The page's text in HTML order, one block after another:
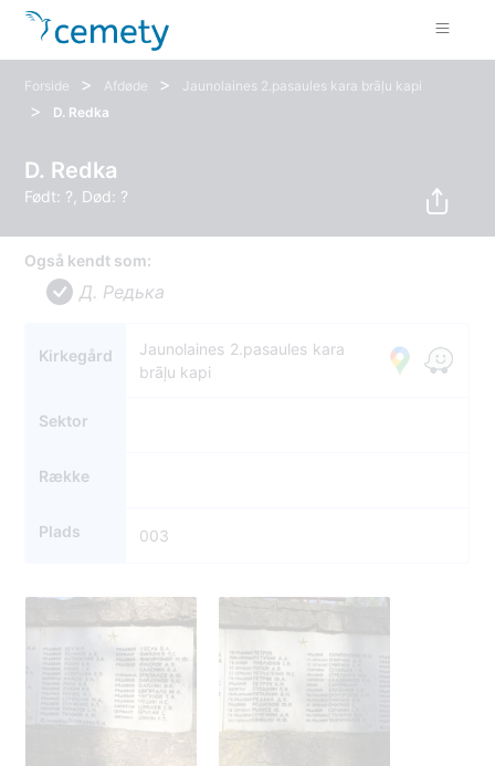
Forside > Afdøde > Jaunolaines 2.pasaules kara brāļu kapi
> D. Redka
D. Redka
Født: ?, Død: ?
Også kendt som:
Д. Редька
Kirkegård
Jaunolaines 2.pasaules kara
brāļu kapi
Sektor
Række
Plads 003